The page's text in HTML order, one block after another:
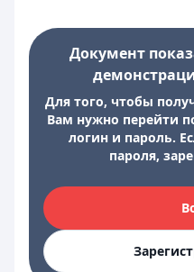
Документ
Для того, чтобы
Вам нужно перейти
логин и пароль.
пароля,